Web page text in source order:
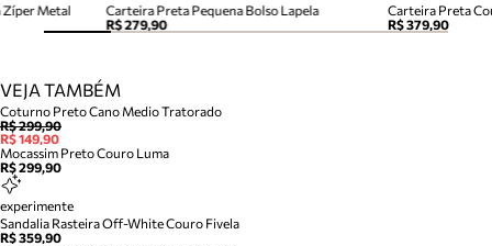
Carteira Preta Pequena Bolso Lapela
R$ 279,90
Carteira Preta
R$ 379,90
Zíper Metal
VEJA TAMBÉM
Coturno Preto Cano Medio Tratorado
R$ 299,90
R$ 149,90
Mocassim Preto Couro Luma
R$ 299,90
experimente
Sandalia Rasteira Off-White Couro Fivela
R$ 359,90